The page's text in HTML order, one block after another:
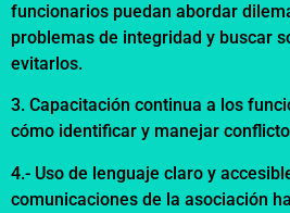
funcionarios puedan abordar
problemas de integridad y buscar
evitarlos.
3. Capacitación continua a los
cómo identificar y manejar
4.- Uso de lenguaje claro y
comunicaciones de la asociación